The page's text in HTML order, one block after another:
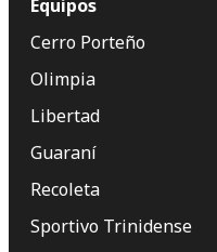
Equipos
Cerro Porteño
Olimpia
Libertad
Guaraní
Recoleta
Sportivo Trinidense